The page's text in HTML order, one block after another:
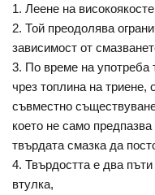
1. Леене на
2. Той преодолява
зависимост от
3. По време на употреба
чрез топлина на триене,
съвместно
което не само
твърдата смазка да
4. Твърдостта е два
втулка,